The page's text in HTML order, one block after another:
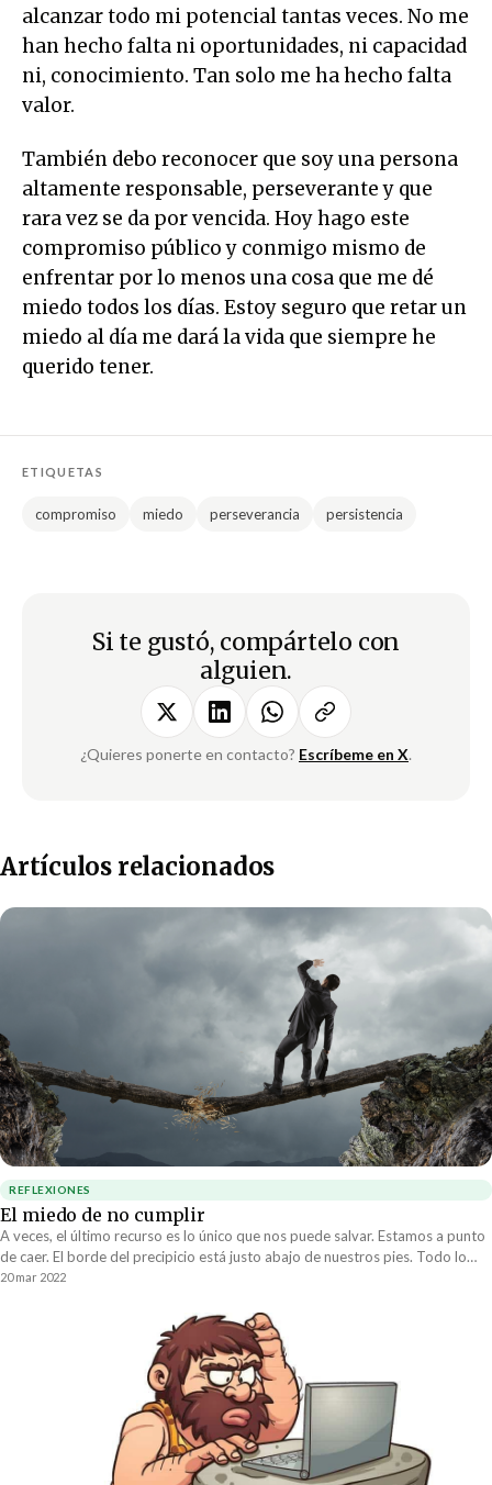
alcanzar todo mi potencial tantas veces. No me
han hecho falta ni oportunidades, ni capacidad
ni, conocimiento. Tan solo me ha hecho falta
valor.
También debo reconocer que soy una persona
altamente responsable, perseverante y que
rara vez se da por vencida. Hoy hago este
compromiso público y conmigo mismo de
enfrentar por lo menos una cosa que me dé
miedo todos los días. Estoy seguro que retar un
miedo al día me dará la vida que siempre he
querido tener.
ETIQUETAS
compromiso miedo perseverancia persistencia
Si te gustó, compártelo con
alguien.
¿Quieres ponerte en contacto? Escríbeme en X.
Artículos relacionados
REFLEXIONES
El miedo de no cumplir
A veces, el último recurso es lo único que nos puede salvar. Estamos a punto
de caer. El borde del precipicio está justo abajo de nuestros pies. Todo lo
que se necesita es tomar un paso más y puff, todo se acaba. Y luego,
fracasar. Y así nos levantamos a trabajar una vez más. El miedo de no cumplir
20 mar 2022